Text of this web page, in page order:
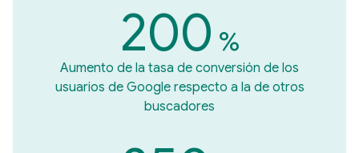
200 %
Aumento de la tasa de conversión de los
usuarios de Google respecto a la de otros
buscadores